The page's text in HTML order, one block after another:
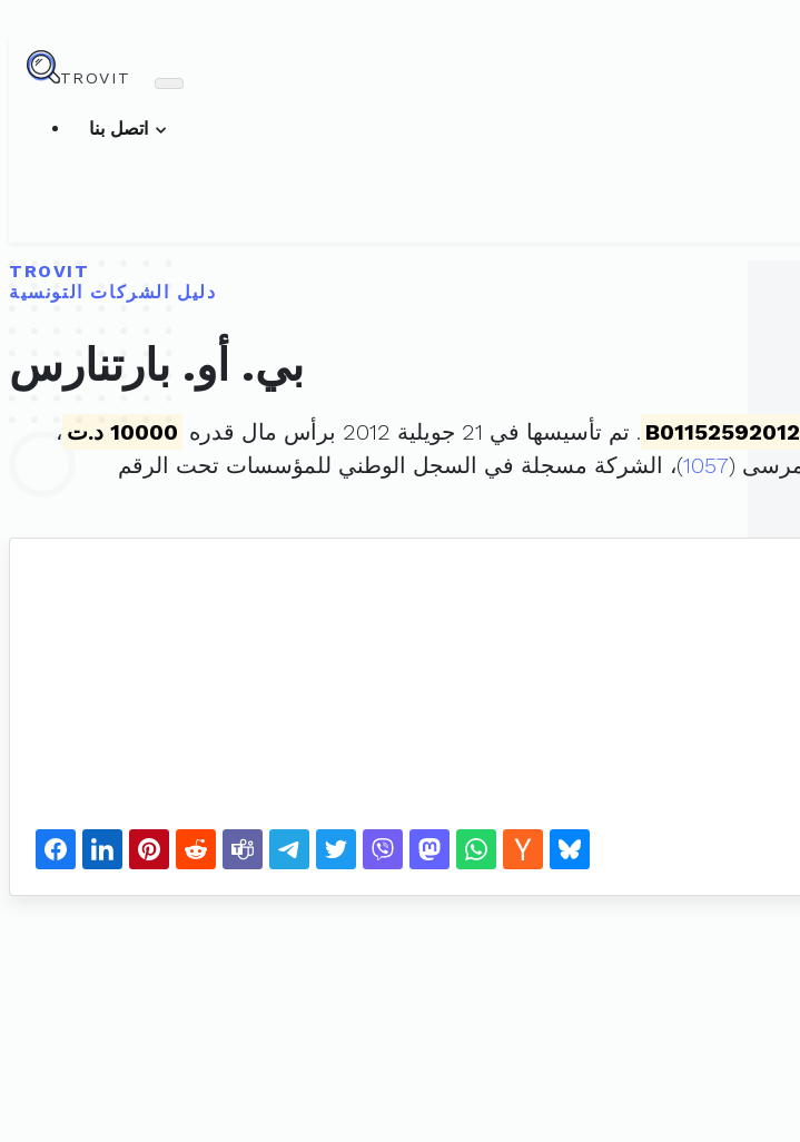
TROVIT
TROVIT
دليل الشركات التونسية
بي. أو. بارتنارس
B01152592012 . تم تأسيسها في 21 جويلية 2012 برأس مال قدره 10000 د.ت
،
1057)، الشركة مسجلة في السجل الوطني للمؤسسات تحت الرقم